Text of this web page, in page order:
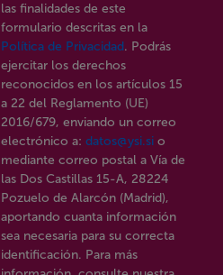
las finalidades de este
formulario descritas en la
Política de Privacidad. Podrás
ejercitar los derechos
reconocidos en los artículos 15
a 22 del Reglamento (UE)
2016/679, enviando un correo
electrónico a: datos@ysi.si o
mediante correo postal a Vía de
las Dos Castillas 15-A, 28224
Pozuelo de Alarcón (Madrid),
aportando cuanta información
sea necesaria para su correcta
identificación. Para más